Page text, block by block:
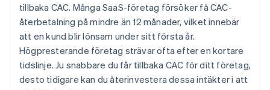
tillbaka CAC. Många SaaS-företag försöker få CAC-
återbetalning på mindre än 12 månader, vilket innebär
att en kund blir lönsam under sitt första år.
Högpresterande företag strävar ofta efter en kortare
tidslinje. Ju snabbare du får tillbaka CAC för ditt företag,
desto tidigare kan du återinvestera dessa intäkter i att